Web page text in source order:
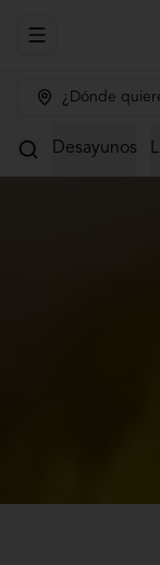
Abrir menu de
¿Dónde
Desayunos